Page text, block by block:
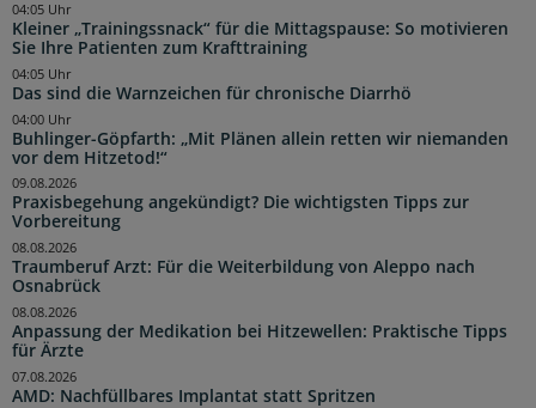
Kleiner „Trainingssnack“ für die Mittagspause: So motivieren
Sie Ihre Patienten zum Krafttraining
04:05 Uhr
Das sind die Warnzeichen für chronische Diarrhö
04:05 Uhr
Buhlinger-Göpfarth: „Mit Plänen allein retten wir niemanden
vor dem Hitzetod!“
04:00 Uhr
Praxisbegehung angekündigt? Die wichtigsten Tipps zur
Vorbereitung
09.08.2026
Traumberuf Arzt: Für die Weiterbildung von Aleppo nach
Osnabrück
08.08.2026
Anpassung der Medikation bei Hitzewellen: Praktische Tipps
für Ärzte
08.08.2026
AMD: Nachfüllbares Implantat statt Spritzen
07.08.2026